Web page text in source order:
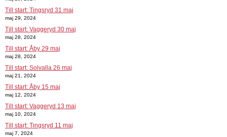
Till start: Tingsryd 31 maj
maj 29, 2024
Till start: Vaggeryd 30 maj
maj 28, 2024
Till start: Åby 29 maj
maj 28, 2024
Till start: Solvalla 26 maj
maj 21, 2024
Till start: Åby 15 maj
maj 12, 2024
Till start: Vaggeryd 13 maj
maj 10, 2024
Till start: Tingsryd 11 maj
maj 7, 2024